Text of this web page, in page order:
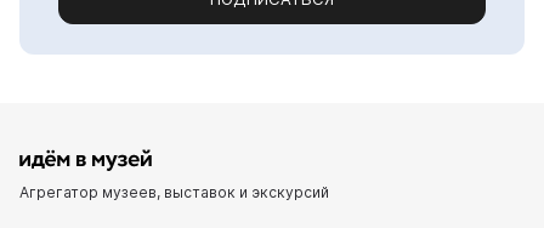
Агрегатор музеев, выставок и экскурсий